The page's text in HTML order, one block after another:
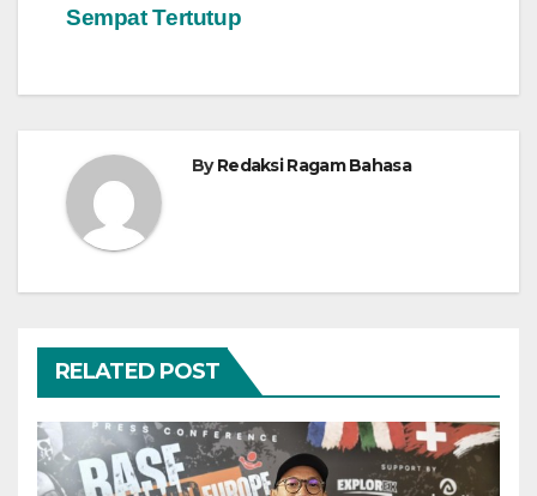
Sempat Tertutup
ByRedaksi Ragam Bahasa
RELATED POST